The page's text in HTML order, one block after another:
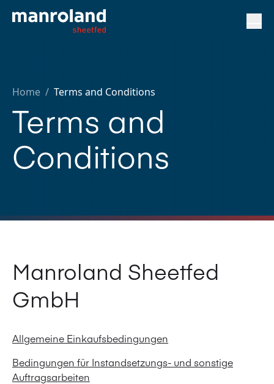
Home / Terms and Conditions
Terms and
Conditions
Manroland Sheetfed
GmbH
Allgemeine Einkaufsbedingungen
Bedingungen für Instandsetzungs- und sonstige
Auftragsarbeiten